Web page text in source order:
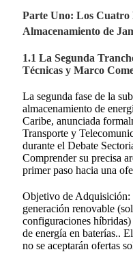
Parte Uno: Los Cuatro
Almacenamiento de
1.1 La Segunda
Técnicas y Marco
La segunda fase de la
almacenamiento de
Caribe, anunciada
Transporte y
durante el Debate
Comprender su precisa
primer paso hacia una
Objetivo de Adquisición:
generación renovable
configuraciones
de energía en baterías..
no se aceptarán ofertas